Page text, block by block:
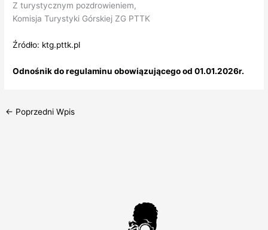
Z turystycznym pozdrowieniem,
Komisja Turystyki Górskiej ZG PTTK
Źródło: ktg.pttk.pl
Odnośnik do regulaminu obowiązującego od 01.01.2026r.
← Poprzedni Wpis